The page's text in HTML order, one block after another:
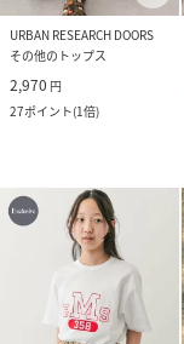
URBAN RESEARCH DOORS
その他のトップス
2,970 円
27ポイント(1倍)